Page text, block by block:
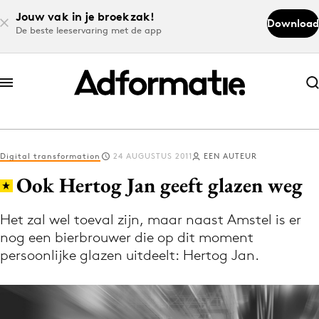
Jouw vak in je broekzak!
De beste leeservaring met de app
Download
Abonneer nu
Abonneer nu
Log in
Download de app
Volg het laatste nieuws via de Adformatie
Nieuws app
Digital transformation 24 AUGUSTUS 2011 EEN AUTEUR
Ook Hertog Jan geeft glazen weg
Het zal wel toeval zijn, maar naast Amstel is er
nog een bierbrouwer die op dit moment
persoonlijke glazen uitdeelt: Hertog Jan.